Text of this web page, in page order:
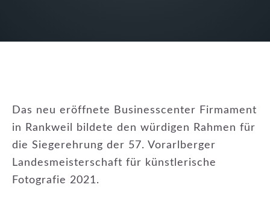
Das neu eröffnete Businesscenter Firmament
in Rankweil bildete den würdigen Rahmen für
die Siegerehrung der 57. Vorarlberger
Landesmeisterschaft für künstlerische
Fotografie 2021.